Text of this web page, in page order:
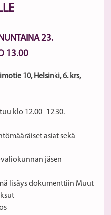
23.
13.00
10, Helsinki,6. krs,
klo 12.00–12.30.
asiat sekä
jäsen
lisäys dokumenttiin Muut